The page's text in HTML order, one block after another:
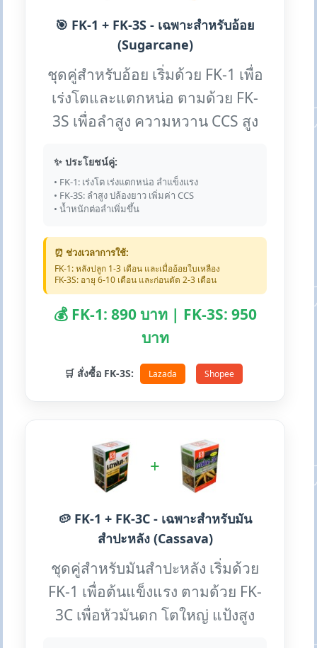
🎯 FK-1 + FK-3S - เฉพาะสำหรับอ้อย
(Sugarcane)
ชุดคู่สำหรับอ้อย เริ่มด้วย FK-1 เพื่อ
เร่งโตและแตกหน่อ ตามด้วย FK-
3S เพื่อลำสูง ความหวาน CCS สูง
✨ ประโยชน์คู่:
• FK-1: เร่งโต เร่งแตกหน่อ ลำแข็งแรง
• FK-3S: ลำสูง ปล้องยาว เพิ่มค่า CCS
• น้ำหนักต่อลำเพิ่มขึ้น
⏰ ช่วงเวลาการใช้:
FK-1: หลังปลูก 1-3 เดือน และเมื่ออ้อยใบเหลือง
FK-3S: อายุ 6-10 เดือน และก่อนตัด 2-3 เดือน
💰 FK-1: 890 บาท | FK-3S: 950
บาท
🛒 สั่งซื้อ FK-3S: Lazada Shopee
+
🥔 FK-1 + FK-3C - เฉพาะสำหรับมัน
สำปะหลัง (Cassava)
ชุดคู่สำหรับมันสำปะหลัง เริ่มด้วย
FK-1 เพื่อต้นแข็งแรง ตามด้วย FK-
3C เพื่อหัวมันดก โตใหญ่ แป้งสูง